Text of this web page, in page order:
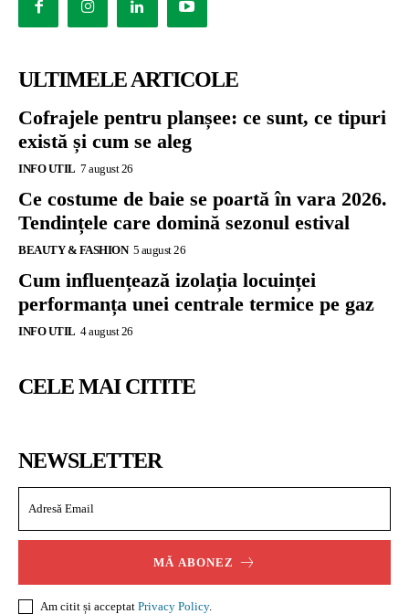
ULTIMELE ARTICOLE
Cofrajele pentru planșee: ce sunt, ce tipuri
există și cum se aleg
INFO UTIL 7 august 26
Ce costume de baie se poartă în vara 2026.
Tendințele care domină sezonul estival
BEAUTY & FASHION 5 august 26
Cum influențează izolația locuinței
performanța unei centrale termice pe gaz
INFO UTIL 4 august 26
CELE MAI CITITE
NEWSLETTER
MĂ ABONEZ
Am citit și acceptat Privacy Policy.